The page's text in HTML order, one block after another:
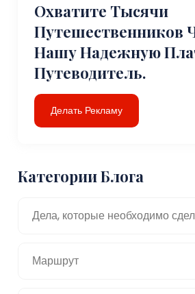
Охватите Тысячи
Путешественников
Нашу Надежную
Путеводитель.
Делать Рекламу
Категории Блога
Дела, которые необходимо
Маршрут